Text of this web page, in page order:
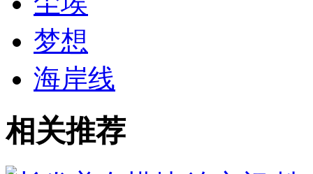
梦想
海岸线
相关推荐